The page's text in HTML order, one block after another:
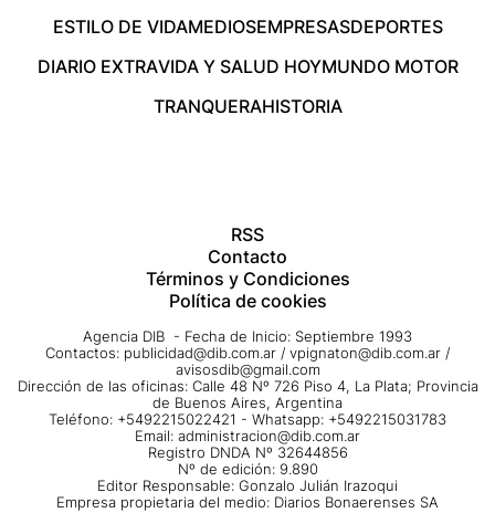
ESTILO DE VIDAMEDIOSEMPRESASDEPORTES
DIARIO EXTRAVIDA Y SALUD HOYMUNDO MOTOR
TRANQUERAHISTORIA
RSS
Contacto
Términos y Condiciones
Política de cookies
Agencia DIB - Fecha de Inicio: Septiembre 1993
Contactos: publicidad@dib.com.ar / vpignaton@dib.com.ar /
avisosdib@gmail.com
Dirección de las oficinas: Calle 48 Nº 726 Piso 4, La Plata; Provincia
de Buenos Aires, Argentina
Teléfono: +5492215022421 - Whatsapp: +5492215031783
Email: administracion@dib.com.ar
Registro DNDA Nº 32644856
Nº de edición: 9.890
Editor Responsable: Gonzalo Julián Irazoqui
Empresa propietaria del medio: Diarios Bonaerenses SA